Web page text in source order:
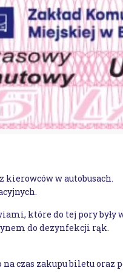
kierowców w autobusach.
które do tej pory były
do dezynfekcji rąk.
czas zakupu biletu oraz